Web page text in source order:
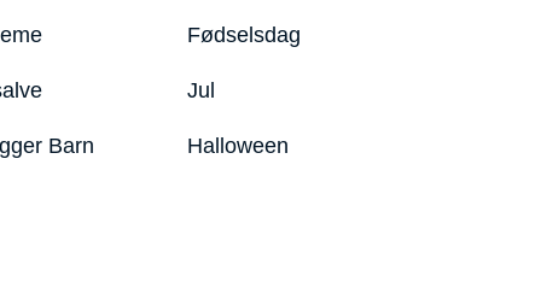
Barn
Fødselsdag
Jul
Halloween